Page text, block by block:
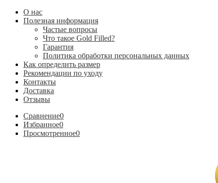
О нас
Полезная информация
Частые вопросы
Что такое Gold Filled?
Гарантия
Политика обработки персональных данных
Как определить размер
Рекомендации по уходу
Контакты
Доставка
Отзывы
Сравнение0
Избранное0
Просмотренное0